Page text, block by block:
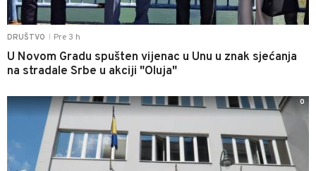
DRUŠTVO Pre 3 h
U Novom Gradu spušten vijenac u Unu u znak sjećanja
na stradale Srbe u akciji "Oluja"
0